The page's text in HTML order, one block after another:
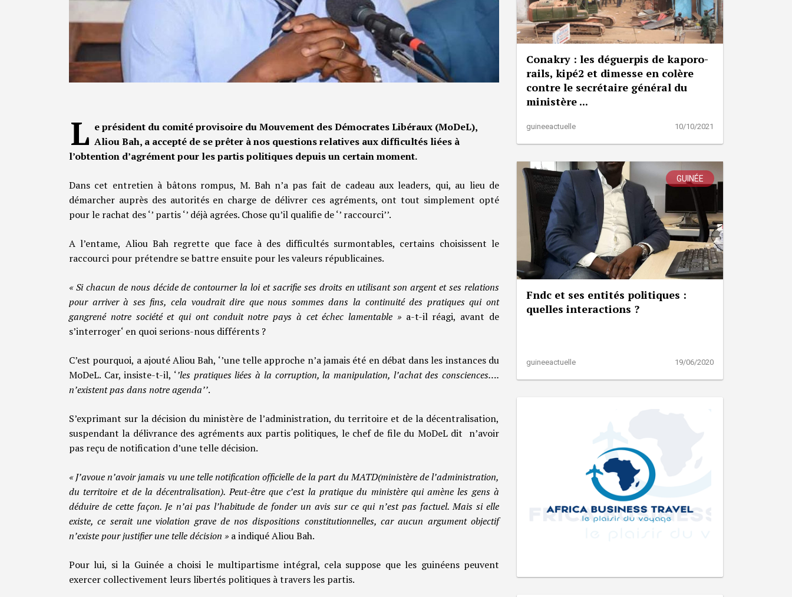
L e président du comité provisoire du Mouvement des Démocrates Libéraux (MoDeL),
Aliou Bah, a accepté de se prêter à nos questions relatives aux difficultés liées à
l’obtention d’agrément pour les partis politiques depuis un certain moment.
Dans cet entretien à bâtons rompus, M. Bah n’a pas fait de cadeau aux leaders, qui, au lieu de
démarcher auprès des autorités en charge de délivrer ces agréments, ont tout simplement opté
pour le rachat des ‘’ partis ‘’ déjà agrées. Chose qu’il qualifie de ‘’ raccourci’’.
A l’entame, Aliou Bah regrette que face à des difficultés surmontables, certains choisissent le
raccourci pour prétendre se battre ensuite pour les valeurs républicaines.
« Si chacun de nous décide de contourner la loi et sacrifie ses droits en utilisant son argent et ses relations
pour arriver à ses fins, cela voudrait dire que nous sommes dans la continuité des pratiques qui ont
gangrené notre société et qui ont conduit notre pays à cet échec lamentable »a-t-il réagi, avant de
s’interroger‘ en quoi serions-nous différents ?
C’est pourquoi, a ajouté Aliou Bah, ‘’une telle approche n’a jamais été en débat dans les instances du
MoDeL. Car, insiste-t-il, ‘’les pratiques liées à la corruption, la manipulation, l’achat des consciences….
n’existent pas dans notre agenda’’.
S’exprimant sur la décision du ministère de l’administration, du territoire et de la décentralisation,
suspendant la délivrance des agréments aux partis politiques, le chef de file du MoDeL dit n’avoir
pas reçu de notification d’une telle décision.
« J’avoue n’avoir jamais vu une telle notification officielle de la part du MATD(ministère de l’administration,
du territoire et de la décentralisation). Peut-être que c’est la pratique du ministère qui amène les gens à
déduire de cette façon. Je n’ai pas l’habitude de fonder un avis sur ce qui n’est pas factuel. Mais si elle
existe, ce serait une violation grave de nos dispositions constitutionnelles, car aucun argument objectif
n’existe pour justifier une telle décision » a indiqué Aliou Bah.
Pour lui, si la Guinée a choisi le multipartisme intégral, cela suppose que les guinéens peuvent
exercer collectivement leurs libertés politiques à travers les partis.
Conakry : les déguerpis de kaporo-
rails, kipé2 et dimesse en colère
contre le secrétaire général du
ministère ...
guineeactuelle 10/10/2021
GUINÉE
Fndc et ses entités politiques :
quelles interactions ?
guineeactuelle 19/06/2020